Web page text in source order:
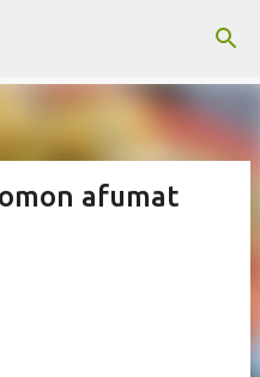
principal
afumat